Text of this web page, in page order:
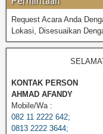
Request Acara Anda
Lokasi, Disesuaikan
SELAMAT
KONTAK PERSON
AHMAD AFANDY
Mobile/Wa :
082 11 2222 642;
0813 2222 3644;